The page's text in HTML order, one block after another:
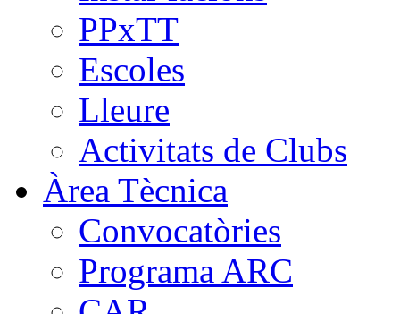
PPxTT
Escoles
Lleure
Activitats de Clubs
Àrea Tècnica
Convocatòries
Programa ARC